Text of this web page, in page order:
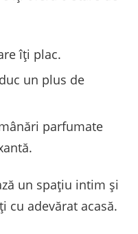
îți plac.
un plus de
parfumate
un spațiu intim și
cu adevărat acasă.